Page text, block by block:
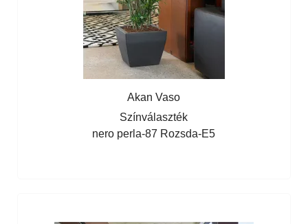
Akan Vaso
Színválaszték
nero perla-87 Rozsda-E5